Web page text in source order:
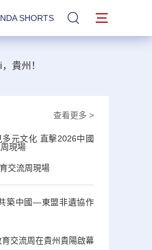
SHORTS 站內搜索
，貴州！
查看更多 >
交流周現場
築中國—東盟非遺協作
交流周在貴州貴陽啟幕